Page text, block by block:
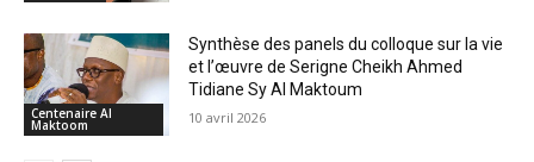
Centenaire Al
Maktoom
Synthèse des panels du colloque sur la vie
et l’œuvre de Serigne Cheikh Ahmed
Tidiane Sy Al Maktoum
10 avril 2026